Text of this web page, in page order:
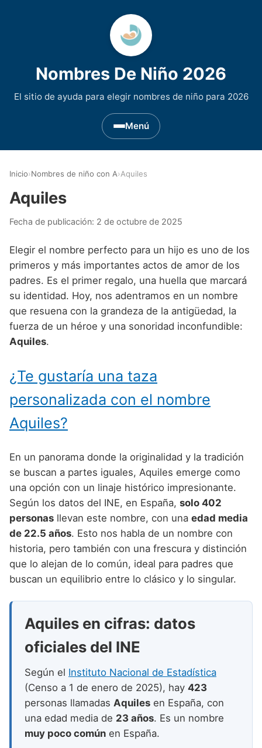
Nombres De Niño 2026
El sitio de ayuda para elegir nombres de niño para 2026
Menú
Nombres de niño que empiezan por D
Nombres de niño que empiezan por E
Nombres de niño que empiezan por F
Nombres de niño que empiezan por G
Nombres de niño que empiezan por I
Nombres de niño que empiezan por J
Nombres de niño que empiezan por K
Nombres de niño que empiezan por M
Nombres de niño que empiezan por N
Nombres de niño que empiezan por O
Nombres de niño que empiezan por P
Nombres de niño que empiezan por Q
Nombres de niño que empiezan por R
Nombres de niño que empiezan por S
Nombres de niño que empiezan por T
Nombres de niño que empiezan por U
Nombres de niño que empiezan por V
Nombres de niño que empiezan por W
Nombres de niño que empiezan por X
Nombres de niño que empiezan por Y
Nombres de Niño Asturianos
Nombres de Niño Baleares
Nombres de Niño Canarios
Nombres de Niño Cantabros
Nombres de Niño Catalanes
Nombres de Niño Extremeños
Nombres de Niño Murcianos
Nombres de Niño Navarros
Nombres de Niño Riojanos
Nombres de Niño Valencianos
Nombres de Niño Vascos
Nombres de Niño Celtas
Nombres de Niño Egipcios
Nombres de Niño Griegos
Nombres de Niño Mitologicos
Nombres de Niño Vikingos
Nombres de Niño Alemanes
Nombres de Niño Americanos
Nombres de Niño Arabes
Nombres de Niño Chinos
Nombres de Niño Hispanoamericanos
Nombres de Niño Ingleses
Nombres de Niño Judíos
Nombres de Niño Marroquíes
Nombres de Niño Portugueses
Nombres de Niño Rumanos
Nombres de Niño Rusos
Nombres de Niño Suecos
Buscar
Inicio›Nombres de niño con A›Aquiles
Aquiles
Fecha de publicación: 2 de octubre de 2025
Elegir el nombre perfecto para un hijo es uno de los
primeros y más importantes actos de amor de los
padres. Es el primer regalo, una huella que marcará
su identidad. Hoy, nos adentramos en un nombre
que resuena con la grandeza de la antigüedad, la
fuerza de un héroe y una sonoridad inconfundible:
Aquiles.
¿Te gustaría una taza
personalizada con el nombre
Aquiles?
En un panorama donde la originalidad y la tradición
se buscan a partes iguales, Aquiles emerge como
una opción con un linaje histórico impresionante.
Según los datos del INE, en España, solo 402
personas llevan este nombre, con una edad media
de 22.5 años. Esto nos habla de un nombre con
historia, pero también con una frescura y distinción
que lo alejan de lo común, ideal para padres que
buscan un equilibrio entre lo clásico y lo singular.
Aquiles en cifras: datos
oficiales del INE
Según el Instituto Nacional de Estadística
(Censo a 1 de enero de 2025), hay 423
personas llamadas Aquiles en España, con
una edad media de 23 años. Es un nombre
muy poco común en España.